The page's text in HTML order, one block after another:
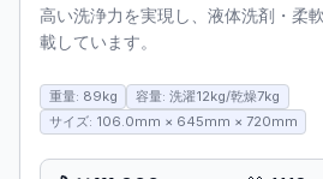
高い洗浄力を実現し、液体洗剤・柔
載しています。
重量: 89kg
容量: 洗濯12kg/乾燥7kg
サイズ: 106.0mm × 645mm × 720mm